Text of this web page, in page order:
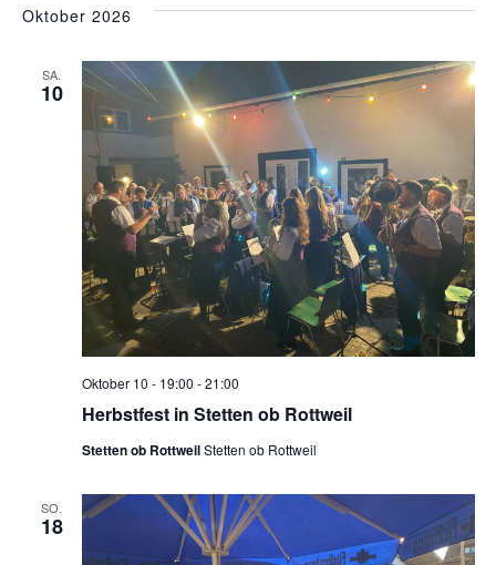
Oktober 2026
SA.
10
Herbstfest in Stetten ob Rottweil
Oktober 10 - 19:00 -21:00
Stetten ob RottweilStetten ob Rottweil
SO.
18